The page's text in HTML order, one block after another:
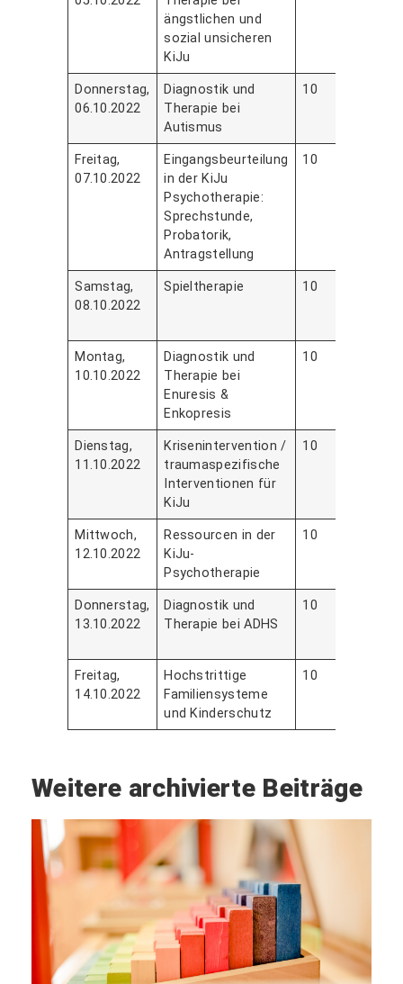
ängstlichen und
sozial unsicheren
KiJu
Donnerstag,
06.10.2022
Diagnostik und
Therapie bei
Autismus
10
Freitag,
07.10.2022
Eingangsbeurteilung
in der KiJu
Psychotherapie:
Sprechstunde,
Probatorik,
Antragstellung
10
Samstag,
08.10.2022
Spieltherapie 10
Montag,
10.10.2022
Diagnostik und
Therapie bei
Enuresis &
Enkopresis
10
Dienstag,
11.10.2022
Krisenintervention /
traumaspezifische
Interventionen für
KiJu
10
Mittwoch,
12.10.2022
Ressourcen in der
KiJu-
Psychotherapie
10
Donnerstag,
13.10.2022
Diagnostik und
Therapie bei ADHS
10
Freitag,
14.10.2022
Hochstrittige
Familiensysteme
und Kinderschutz
10
Weitere archivierte Beiträge